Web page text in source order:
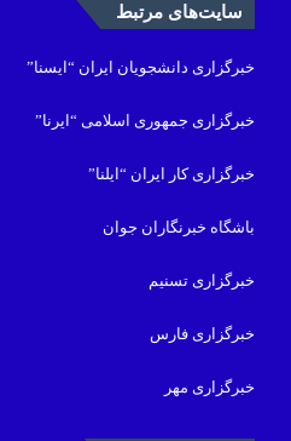
سایت‌های مرتبط
خبرگزاری دانشجویان ایران “ایسنا”
خبرگزاری جمهوری اسلامی “ایرنا”
خبرگزاری کار ایران “ایلنا”
باشگاه خبرنگاران جوان
خبرگزاری تسنیم
خبرگزاری فارس
خبرگزاری مهر